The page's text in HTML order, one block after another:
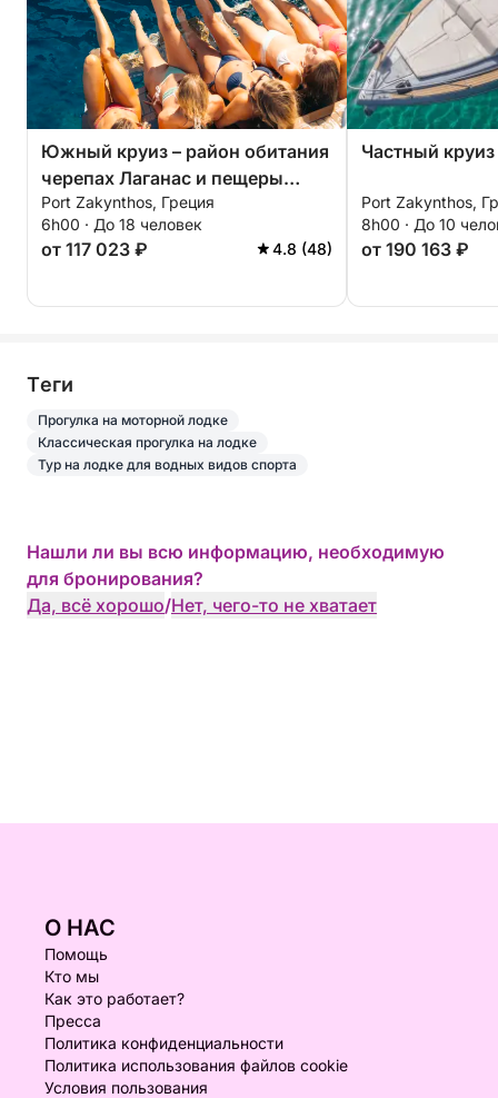
Южный круиз – район обитания
черепах Лаганас и пещеры
Кери.
Port Zakynthos, Греция
6h00 · До 18 человек
от 117 023 ₽ 4.8 (48)
Частный круиз
Port Zakynthos,
8h00 · До 10
от 190 163 ₽
Tеги
Прогулка на моторной лодке
Классическая прогулка на лодке
Тур на лодке для водных видов спорта
Нашли ли вы всю информацию, необходимую
для бронирования?
Да, всё хорошо/Нет, чего-то не хватает
О НАС
Помощь
Кто мы
Как это работает?
Пресса
Политика конфиденциальности
Политика использования файлов cookie
Условия пользования